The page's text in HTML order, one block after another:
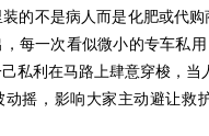
的不是病人而是化肥或代
每一次看似微小的专车私
私利在马路上肆意穿梭，
动摇，影响大家主动避让救